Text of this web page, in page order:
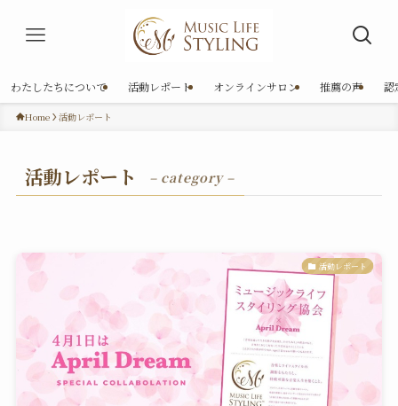
わたしたちについて 活動レポート オンラインサロン 推薦の声 認
Home 活動レポート
活動レポート – category –
活動レポート